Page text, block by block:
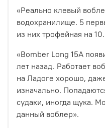
«Реально клевый
водохранилище. 5
из них трофейная на
«Bomber Long 15A
лет назад. Работает
на Ладоге хорошо,
изначально.
судаки, иногда щука.
данный воблер».